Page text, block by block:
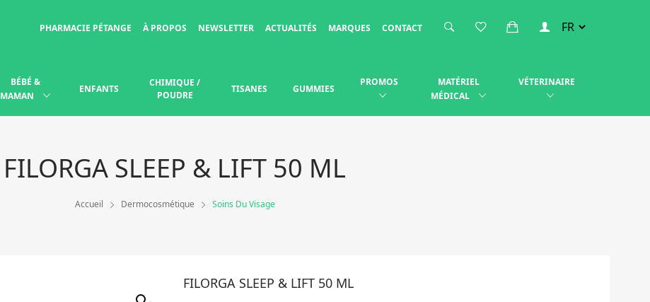
PHARMACIE PÉTANGE À PROPOS NEWSLETTER ACTUALITÉS MARQUES CONTACT
BÉBÉ &
MAMAN
ENFANTS
CHIMIQUE /
POUDRE
TISANES GUMMIES
PROMOS
MATÉRIEL
MÉDICAL
VÉTERINAIRE
FILORGA SLEEP & LIFT 50 ML
Accueil Dermocosmétique Soins Du Visage
FILORGA SLEEP & LIFT 50 ML